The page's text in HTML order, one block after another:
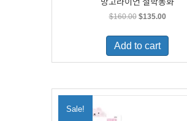
$160.00 Original
was:
$160.00.
$135.00Current
is:
Add to cart
Sale!